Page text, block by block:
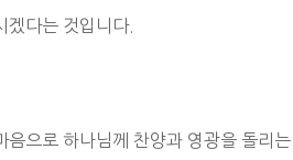
겠다는 것입니다.
으로 하나님께 찬양과 영광을 돌리